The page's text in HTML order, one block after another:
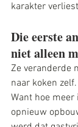
karakter
Die eerste
niet alleen
Ze veranderde
naar koken zelf.
Want hoe meer
opnieuw